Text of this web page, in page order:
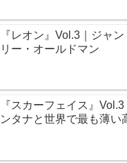
『レオン』Vol.3｜ジャ
リー・オールドマン
『スカーフェイス』
ンタナと世界で最も薄い